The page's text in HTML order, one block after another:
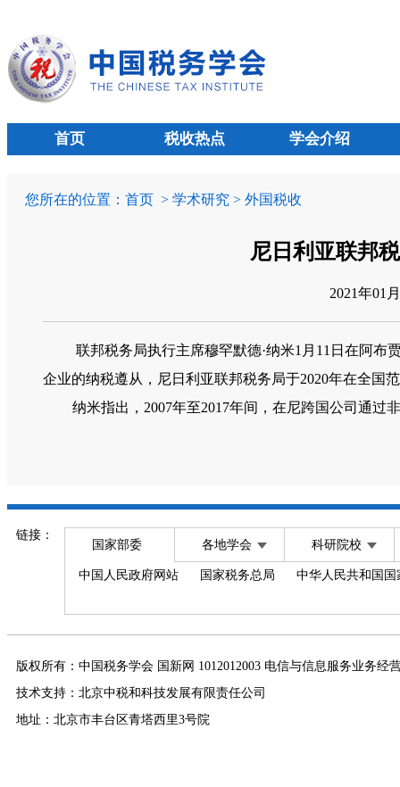
首页 税收热点 学会介绍
您所在的位置： 首页 > 学术研究 > 外国税收
尼日利亚联邦
2021年01
联邦税务局执行主席穆罕默德·纳米1 月 11 日在阿布
企业的纳税遵从，尼日利亚联邦税务局于2020年在全国
纳米指出， 2007年至2017年间，在尼跨国公司通过
链接：
国家部委 各地学会 科研院校
中国人民政府网站 国家税务总局 中华人民共和国
版权所有：中国税务学会 国新网 1012012003 电信与信息服务业务经
技术支持：北京中税和科技发展有限责任公司
地址：北京市丰台区青塔西里3号院